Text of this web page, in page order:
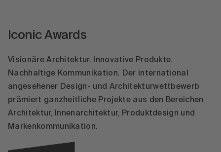
Iconic Awards
Visionäre Architektur. Innovative Produkte.
Nachhaltige Kommunikation. Der international
angesehener Design- und Architekturwettbewerb
prämiert ganzheitliche Projekte aus den Bereichen
Architektur, Innenarchitektur, Produktdesign und
Markenkommunikation.